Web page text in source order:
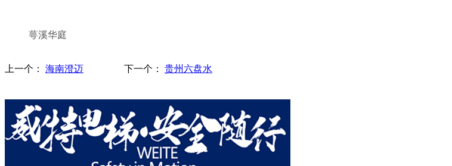
萼溪华庭
上一个： 海南澄迈 下一个： 贵州六盘水